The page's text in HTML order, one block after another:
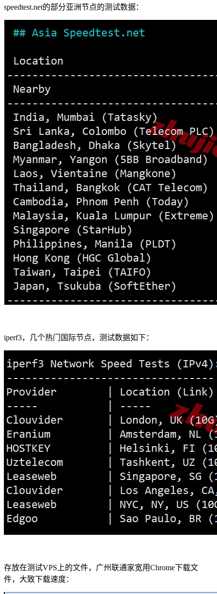
speedtest.net的部分亚洲节点的测试数据：
iperf3，几个热门国际节点，测试数据如下：
存放在测试VPS上的文件，广州联通家宽用Chrome下载文
件，大致下载速度：